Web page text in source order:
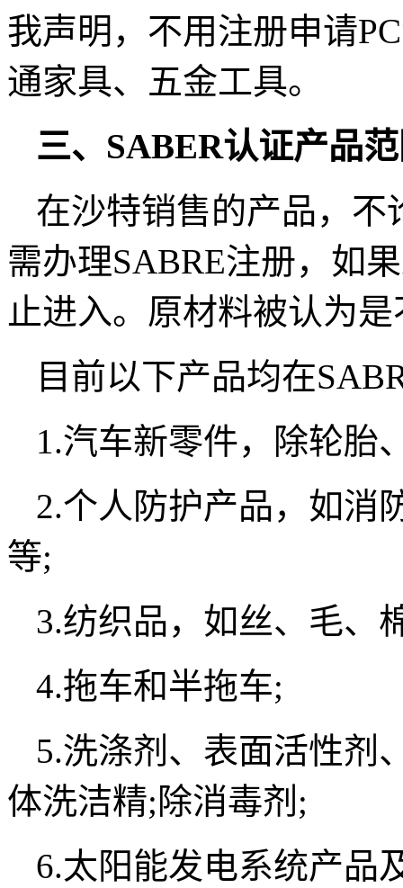
我声明，不用注册申请
通家具、五金工具。
三、SABER认证产品
在沙特销售的产品，不
需办理SABRE注册，如
止进入。原材料被认为
目前以下产品均在
1.汽车新零件，除轮胎
2.个人防护产品，如消
等;
3.纺织品，如丝、毛、
4.拖车和半拖车;
5.洗涤剂、表面活性剂
体洗洁精;除消毒剂;
6.太阳能发电系统产品